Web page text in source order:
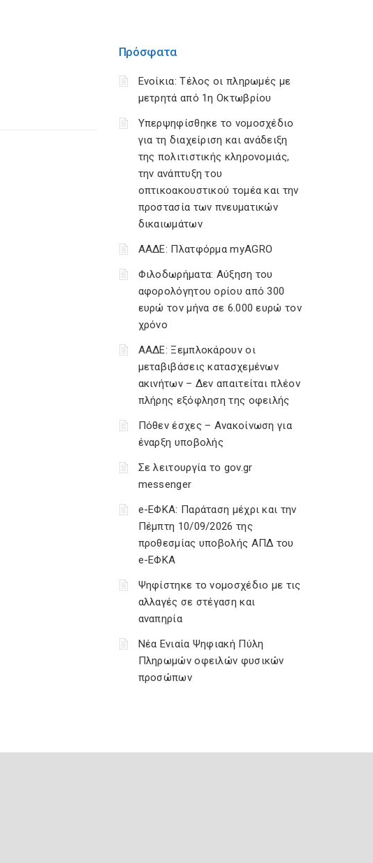
Πρόσφατα
Ενοίκια: Τέλος οι πληρωμές με
μετρητά από 1η Οκτωβρίου
Υπερψηφίσθηκε το νομοσχέδιο
για τη διαχείριση και ανάδειξη
της πολιτιστικής κληρονομιάς,
την ανάπτυξη του
οπτικοακουστικού τομέα και την
προστασία των πνευματικών
δικαιωμάτων
ΑΑΔΕ: Πλατφόρμα myAGRO
Φιλοδωρήματα: Αύξηση του
αφορολόγητου ορίου από 300
ευρώ τον μήνα σε 6.000 ευρώ τον
χρόνο
ΑΑΔΕ: Ξεμπλοκάρουν οι
μεταβιβάσεις κατασχεμένων
ακινήτων – Δεν απαιτείται πλέον
πλήρης εξόφληση της οφειλής
Πόθεν έσχες – Ανακοίνωση για
έναρξη υποβολής
Σε λειτουργία το gov.gr
messenger
e-ΕΦΚΑ: Παράταση μέχρι και την
Πέμπτη 10/09/2026 της
προθεσμίας υποβολής ΑΠΔ του
e-ΕΦΚΑ
Ψηφίστηκε το νομοσχέδιο με τις
αλλαγές σε στέγαση και
αναπηρία
Νέα Ενιαία Ψηφιακή Πύλη
Πληρωμών οφειλών φυσικών
προσώπων